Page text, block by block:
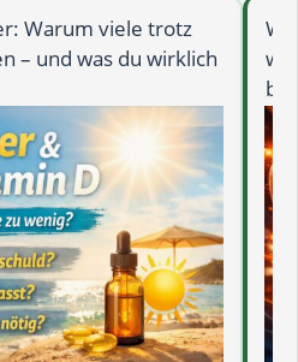
Warum viele trotz
– und was du wirklich